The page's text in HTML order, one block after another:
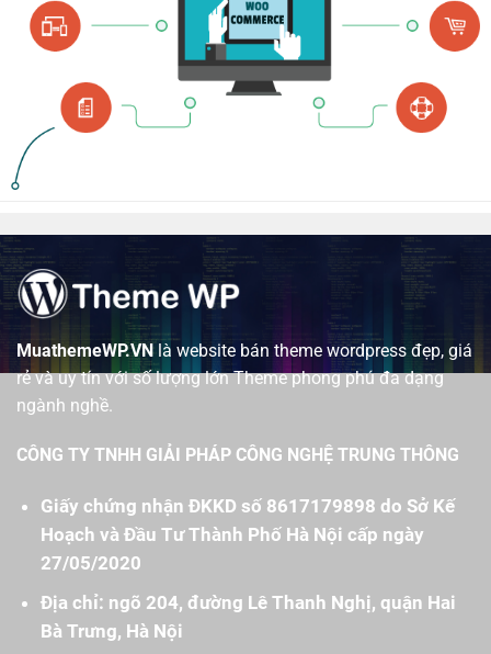
MuathemeWP.VNlà website bán theme wordpress đẹp, giá
rẻ và uy tín với số lượng lớn Theme phong phú đa dạng
ngành nghề.
CÔNG TY TNHH GIẢI PHÁP CÔNG NGHỆ TRUNG THÔNG
Giấy chứng nhận ĐKKD số 8617179898 do Sở Kế
Hoạch và Đầu Tư Thành Phố Hà Nội cấp ngày
27/05/2020
Địa chỉ: ngõ 204, đường Lê Thanh Nghị, quận Hai
Bà Trưng, Hà Nội